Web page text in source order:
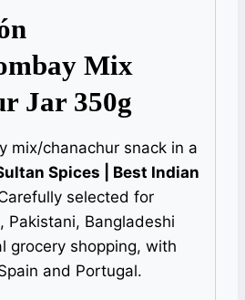
Mix
Jar 350g
mix/chanachur snack in a
Spices | Best Indian
selected for
Pakistani, Bangladeshi
grocery shopping, with
and Portugal.